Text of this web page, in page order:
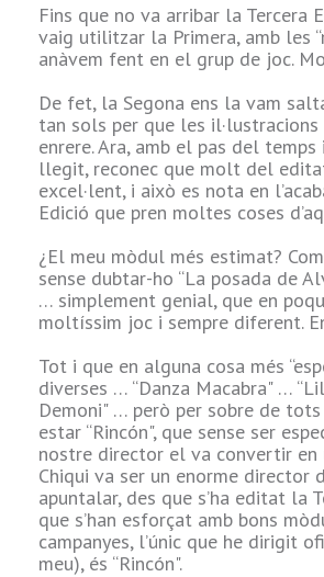
Després de la
mort d'un
company en el
mòdul final de
campanya, un
dels jugadors
va dir que això
podia acabar
… que no era
i es va posar,
qual, a resar al
Senyor. Veient-,
vaig comentar
que
i resava
a Déu que
al seu company
caigut per
contra el
… i clar, només
aconseguia 3
crítics de
Teologia
la seva súplica
era “cosa feta"
Fins que no va arribar la Tercera
vaig utilitzar la Primera, amb les
anàvem fent en el grup de joc.
De fet, la Segona ens la vam
tan sols per que les
enrere. Ara, amb el pas del
llegit, reconec que molt del
excel·lent, i això es nota en
Edició que pren moltes coses
¿El meu mòdul més estimat?
sense dubtar-ho “La posada de
… simplement genial, que en
moltíssim joc i sempre diferent.
Tot i que en alguna cosa més
diverses … “Danza Macabra" …
Demoni" … però per sobre de
estar “Rincón", que sense ser
nostre director el va convertir en
Chiqui va ser un enorme director
apuntalar, des que s’ha editat la
que s’han esforçat amb bons
campanyes, l’únic que he dirigit
meu), és “Rincón".